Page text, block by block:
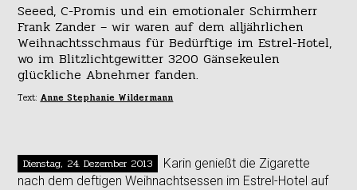
Seeed, C-Promis und ein emotionaler Schirmherr
Frank Zander – wir waren auf dem alljährlichen
Weihnachtsschmaus für Bedürftige im Estrel-Hotel,
wo im Blitzlichtgewitter 3200 Gänsekeulen
glückliche Abnehmer fanden.
Text: Anne Stephanie Wildermann
Dienstag, 24. Dezember 2013
Karin genießt die Zigarette
nach dem deftigen Weihnachtsessen im Estrel-Hotel auf